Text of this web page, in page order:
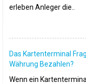
erleben Anleger die..
Das Kartenterminal
Währung Bezahlen?
Wenn ein